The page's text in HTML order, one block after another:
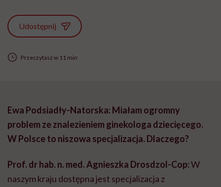
Udostępnij
Przeczytasz w 11 min
Ewa Podsiadły-Natorska: Miałam ogromny
problem ze znalezieniem ginekologa dziecięcego.
W Polsce to niszowa specjalizacja. Dlaczego?
Prof. dr hab. n. med. Agnieszka Drosdzol-Cop:W
naszym kraju dostępna jest specjalizacja z